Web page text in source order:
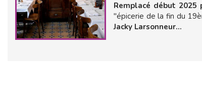
Remplacé début
"épicerie de la fin du
Jacky Larsonneur...